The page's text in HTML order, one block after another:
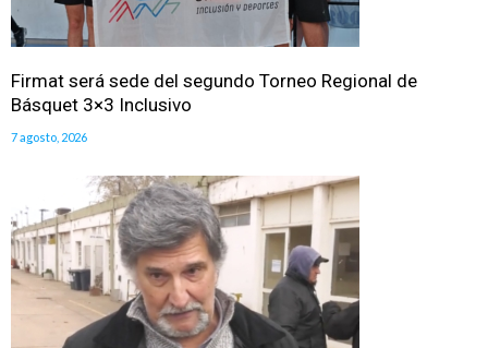
Firmat será sede del segundo Torneo Regional de
Básquet 3×3 Inclusivo
7 agosto, 2026